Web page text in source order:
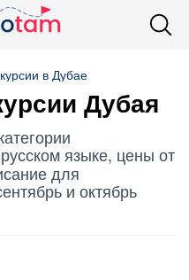
в Дубае
Дубая
языке, цены от
для
и октябрь